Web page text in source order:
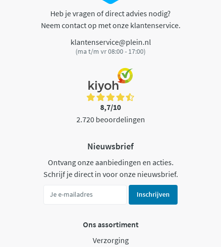
Heb je vragen of direct advies nodig?
Neem contact op met onze klantenservice.
klantenservice@plein.nl
(ma t/m vr 08:00 - 17:00)
8,7/10
2.720 beoordelingen
Nieuwsbrief
Ontvang onze aanbiedingen en acties.
Schrijf je direct in voor onze nieuwsbrief.
Inschrijven
Ons assortiment
Verzorging